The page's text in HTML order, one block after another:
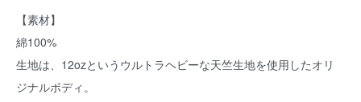
【素材】
綿100%
生地は、12ozというウルトラヘビーな天竺生地を使用したオリ
ジナルボディ。